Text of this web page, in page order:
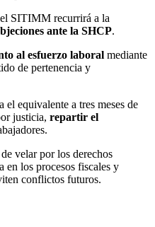
SITIMM recurrirá a la
ante la SHCP.
al esfuerzo laboral mediante
de pertenencia y
el equivalente a tres meses de
justicia, repartir el
velar por los derechos
en los procesos fiscales y
conflictos futuros.